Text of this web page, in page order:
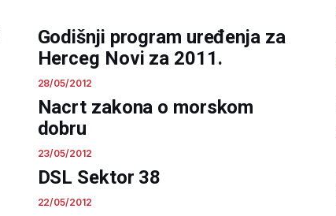
Godišnji program uređenja za
Herceg Novi za 2011.
28/05/2012
Nacrt zakona o morskom
dobru
23/05/2012
DSL Sektor 38
22/05/2012